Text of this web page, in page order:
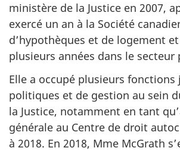
ministère de la Justice en 2007,
exercé un an à la Société
d’hypothèques et de logement
plusieurs années dans le secteur
Elle a occupé plusieurs fonctions
politiques et de gestion au sein
la Justice, notamment en tant
générale au Centre de droit
à 2018. En 2018, Mme McGrath